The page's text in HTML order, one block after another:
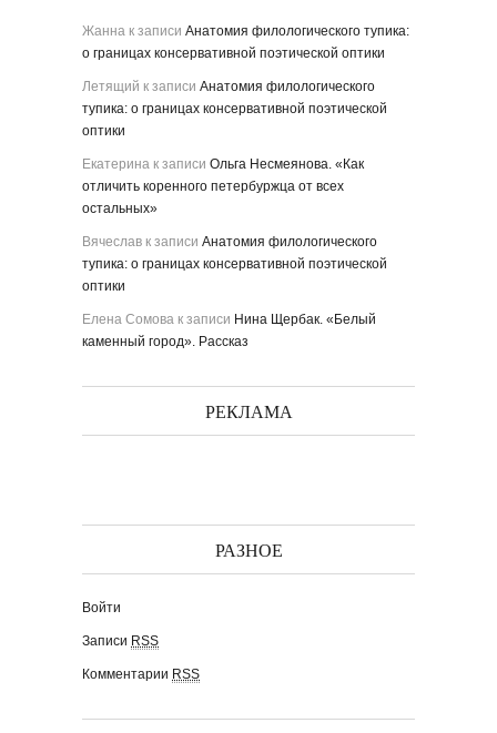
Жанна к записи Анатомия филологического тупика:
о границах консервативной поэтической оптики
Летящий к записи Анатомия филологического
тупика: о границах консервативной поэтической
оптики
Екатерина к записи Ольга Несмеянова. «Как
отличить коренного петербуржца от всех
остальных»
Вячеслав к записи Анатомия филологического
тупика: о границах консервативной поэтической
оптики
Елена Сомова к записи Нина Щербак. «Белый
каменный город». Рассказ
РЕКЛАМА
РАЗНОЕ
Войти
Записи RSS
Комментарии RSS